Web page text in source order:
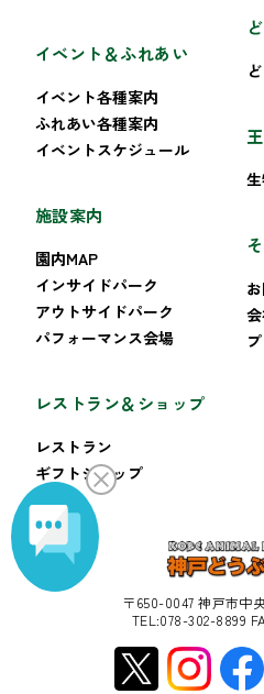
イベント＆ふれあい
イベント各種案内
ふれあい各種案内
イベントスケジュール
施設案内
園内MAP
インサイドパーク
アウトサイドパーク
パフォーマンス会場
レストラン＆ショップ
レストラン
ギフトショップ
〒650-0047 神戸市中
TEL:078-302-8899